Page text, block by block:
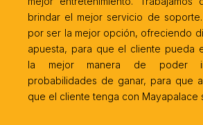
brindar el mejor servicio de
por ser la mejor opción, ofreciendo
apuesta, para que el cliente pueda
la mejor manera de poder
probabilidades de ganar, para que
que el cliente tenga con Mayapalace